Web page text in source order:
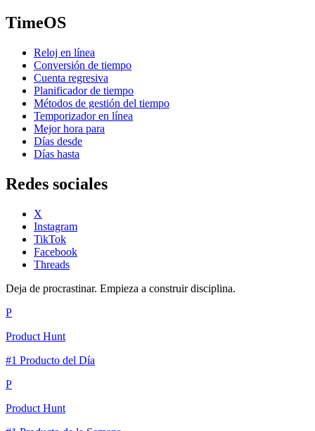
TimeOS
Reloj en línea
Conversión de tiempo
Cuenta regresiva
Planificador de tiempo
Métodos de gestión del tiempo
Temporizador en línea
Mejor hora para
Días desde
Días hasta
Redes sociales
X
Instagram
TikTok
Facebook
Threads
Deja de procrastinar. Empieza a construir disciplina.
P
Product Hunt
#1 Producto del Día
P
Product Hunt